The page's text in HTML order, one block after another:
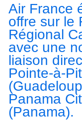
Air France
offre sur le
Régional
avec une
liaison
Pointe-à-
Panama
(Panama).